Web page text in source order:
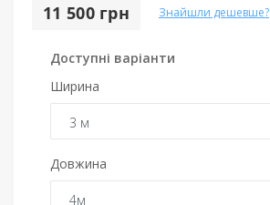
11 500 грн Знайшли дешевше?
Доступні варіанти
Ширина
Довжина